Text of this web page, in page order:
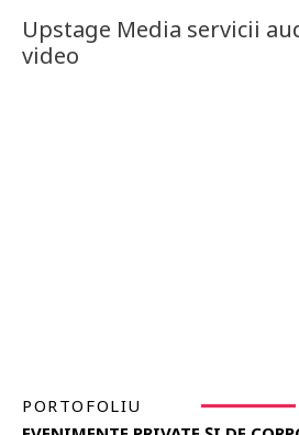
content
Upstage Media servicii
video
PORTOFOLIU